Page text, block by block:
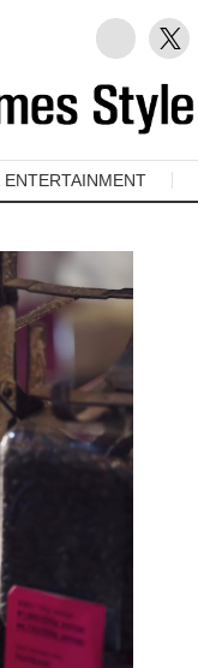
ENTERTAINMENT